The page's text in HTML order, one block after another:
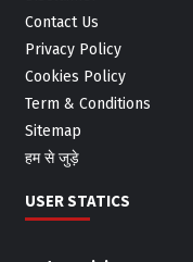
Contact Us
Privacy Policy
Cookies Policy
Term & Conditions
Sitemap
हम से जुड़े
USER STATICS